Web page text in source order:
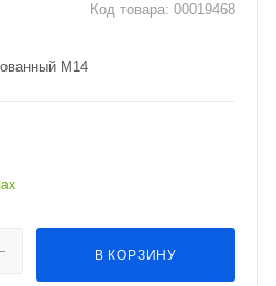
Код товара: 00019468
М14
В КОРЗИНУ